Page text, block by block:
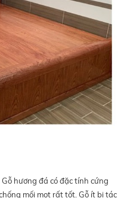
hương đá có đặc tính cứng
mối mọt rất tốt. Gỗ ít bị tác